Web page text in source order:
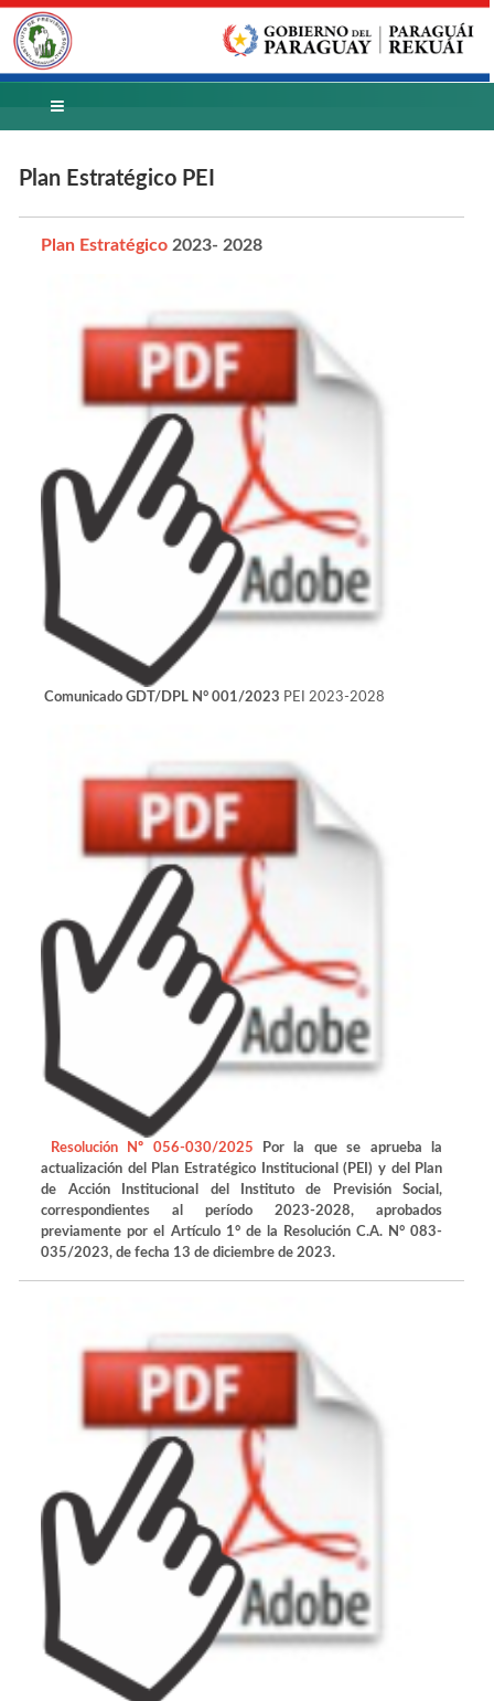
Plan Estratégico PEI
Plan Estratégico2023- 2028
Comunicado GDT/DPL N° 001/2023 PEI 2023-2028
Resolución Nº 056-030/2025
Por la que se aprueba la
actualización del Plan Estratégico Institucional (PEI) y del Plan
de Acción Institucional del Instituto de Previsión Social,
correspondientes al período 2023-2028, aprobados
previamente por el Artículo 1° de la Resolución C.A. N° 083-
035/2023, de fecha 13 de diciembre de 2023.